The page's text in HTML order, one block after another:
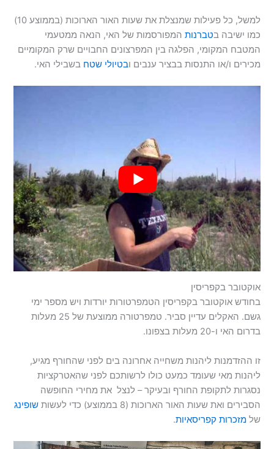
למשל, כל פעילות שמנצלת את שעות האור הארוכות (בממוצע 10)
כמו ישיבה בטברנות המפורסמות של האי, הנאה ממטעמי
המטבח המקומי, הפלגה בין המפרצונים החבויים שרק המקומיים
מכירים ו/או התנסות בבציר ענבים ובטיולי שטח בשבילי האי.
אוקטובר בקפריסין
בחודש אוקטובר בקפריסין הטמפרטורות יורדות ויש מספר ימי
גשם. האקלים עדיין סביר. טמפרטורה ממוצעת של 25 מעלות
בדרום האי ו-20 מעלות בצפונו.
זו ההזדמנות ליהנות משחייה אחרונה בים לפני שהחורף מגיע,
ליהנות מאי שעומד כמעט כולו לרשותכם לפני שהאטרקציות
נסגרות לתקופת החורף ובעיקר – לנצל את מחירי החופשה
הסבירים ואת שעות האור הארוכות (8 בממוצע) כדי לעשות
שופינג
שלמזכרות קפריסאיות.